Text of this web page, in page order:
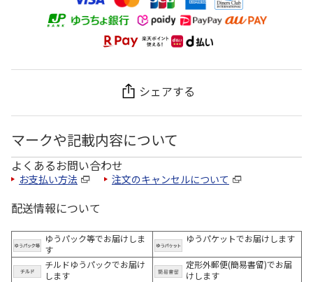
シェアする
マークや記載内容について
よくあるお問い合わせ
お支払い方法 注文のキャンセルについて
配送情報について
ゆうパック等でお届けしま
す
ゆうパケットでお届けします
チルドゆうパックでお届け
します
定形外郵便(簡易書留)でお届
けします